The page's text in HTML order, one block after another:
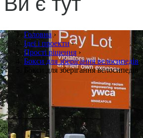
Головна ›
Ідеї і проекти›
Прості рішення ›
Бокси для зберігання велосипедів›
Бокси для зберігання велосипедів